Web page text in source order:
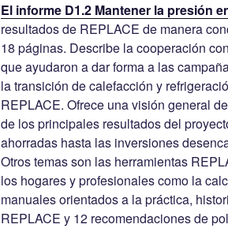
El informe D1.2 Mantener la presión
resultados de REPLACE de manera
18 páginas. Describe la cooperación
que ayudaron a dar forma a las
la transición de calefacción y
REPLACE. Ofrece una visión general
de los principales resultados del
ahorradas hasta las inversiones
Otros temas son las herramientas
los hogares y profesionales como la
manuales orientados a la práctica,
REPLACE y 12 recomendaciones de